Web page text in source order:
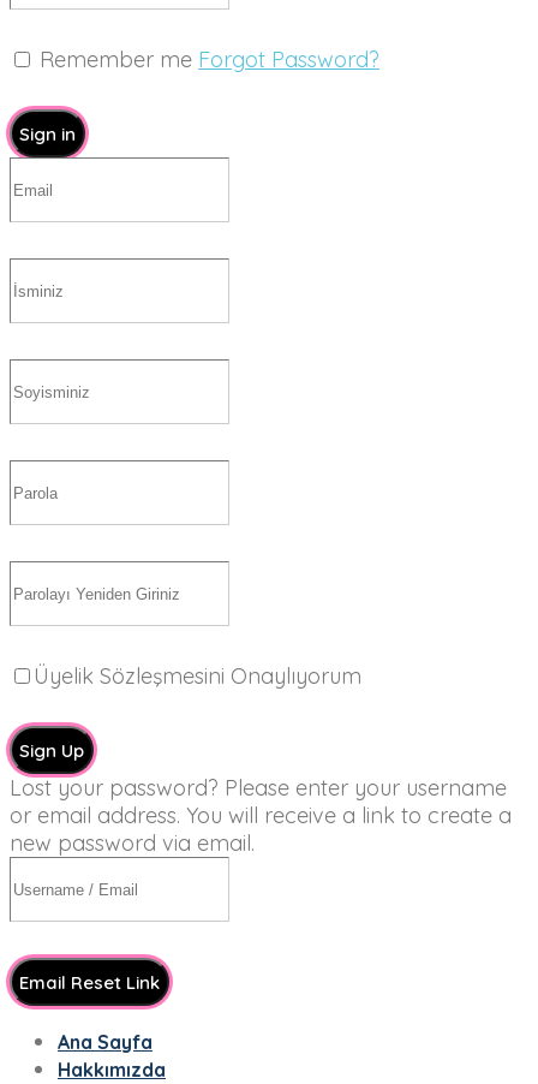
Remember me Forgot Password?
Sign in
Üyelik Sözleşmesini Onaylıyorum
Sign Up
Lost your password? Please enter your username
or email address. You will receive a link to create a
new password via email.
Email Reset Link
Ana Sayfa
Hakkımızda